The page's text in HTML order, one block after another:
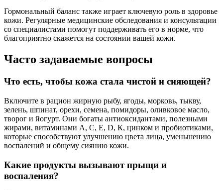
Гормональный баланс также играет ключевую роль в здоровье
кожи. Регулярные медицинские обследования и консультации
со специалистами помогут поддерживать его в норме, что
благоприятно скажется на состоянии вашей кожи.
Часто задаваемые вопросы
Что есть, чтобы кожа стала чистой и сияющей?
Включите в рацион жирную рыбу, ягоды, морковь, тыкву,
зелень, шпинат, орехи, семена, помидоры, оливковое масло,
творог и йогурт. Они богаты антиоксидантами, полезными
жирами, витаминами А, С, Е, D, К, цинком и пробиотиками,
которые способствуют улучшению цвета лица, уменьшению
воспалений и общему сиянию кожи.
Какие продукты вызывают прыщи и
воспаления?